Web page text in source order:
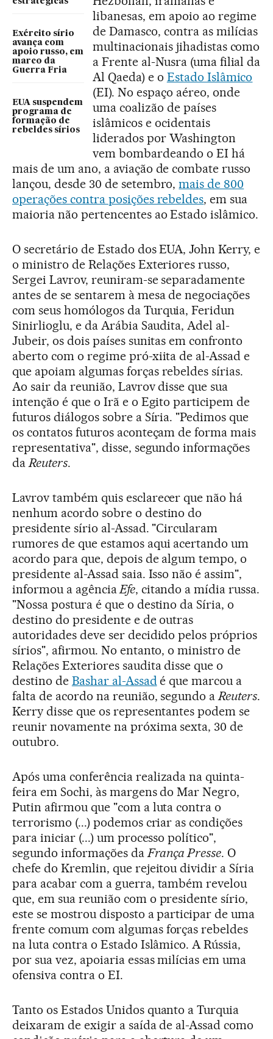
Exército sírio
avança com
apoio russo, em
marco da
Guerra Fria
EUA suspendem
programa de
formação de
rebeldes sírios
libanesas, em apoio ao regime
de Damasco, contra as milícias
multinacionais jihadistas como
a Frente al-Nusra (uma filial da
Al Qaeda) e o Estado Islâmico
(EI). No espaço aéreo, onde
uma coalizão de países
islâmicos e ocidentais
liderados por Washington
vem bombardeando o EI há
mais de um ano, a aviação de combate russo
lançou, desde 30 de setembro,mais de 800
operações contra posições rebeldes, em sua
maioria não pertencentes ao Estado islâmico.
O secretário de Estado dos EUA, John Kerry, e
o ministro de Relações Exteriores russo,
Sergei Lavrov, reuniram-se separadamente
antes de se sentarem à mesa de negociações
com seus homólogos da Turquia, Feridun
Sinirlioglu, e da Arábia Saudita, Adel al-
Jubeir, os dois países sunitas em confronto
aberto com o regime pró-xiita de al-Assad e
que apoiam algumas forças rebeldes sírias.
Ao sair da reunião, Lavrov disse que sua
intenção é que o Irã e o Egito participem de
futuros diálogos sobre a Síria. "Pedimos que
os contatos futuros aconteçam de forma mais
representativa", disse, segundo informações
da Reuters.
Lavrov também quis esclarecer que não há
nenhum acordo sobre o destino do
presidente sírio al-Assad. "Circularam
rumores de que estamos aqui acertando um
acordo para que, depois de algum tempo, o
presidente al-Assad saia. Isso não é assim",
informou a agênciaEfe, citando a mídia russa.
"Nossa postura é que o destino da Síria, o
destino do presidente e de outras
autoridades deve ser decidido pelos próprios
sírios", afirmou. No entanto, o ministro de
Relações Exteriores saudita disse que o
destino de Bashar al-Assad é que marcou a
falta de acordo na reunião, segundo aReuters.
Kerry disse que os representantes podem se
reunir novamente na próxima sexta, 30 de
outubro.
Após uma conferência realizada na quinta-
feira em Sochi, às margens do Mar Negro,
Putin afirmou que "com a luta contra o
terrorismo (...) podemos criar as condições
para iniciar (...) um processo político",
segundo informações da França Presse. O
chefe do Kremlin, que rejeitou dividir a Síria
para acabar com a guerra, também revelou
que, em sua reunião com o presidente sírio,
este se mostrou disposto a participar de uma
frente comum com algumas forças rebeldes
na luta contra o Estado Islâmico. A Rússia,
por sua vez, apoiaria essas milícias em uma
ofensiva contra o EI.
Tanto os Estados Unidos quanto a Turquia
deixaram de exigir a saída de al-Assad como